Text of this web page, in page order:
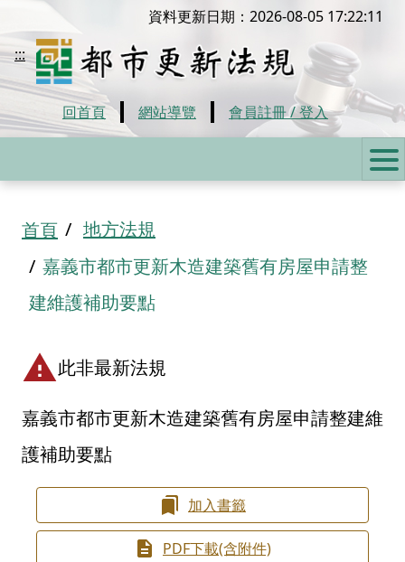
移到主要內容
:::
都市更新法規
資料更新日期：2026-08-05 17:22:11
回首頁 網站導覽 會員註冊 / 登入
首頁
地方法規
嘉義市都市更新木造建築舊有房屋申請整
建維護補助要點
此非最新法規
嘉義市都市更新木造建築舊有房屋申請整建維
護補助要點
加入書籤
PDF下載(含附件)